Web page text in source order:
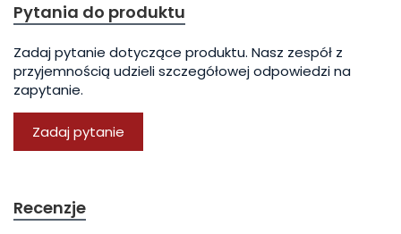
Pytania do produktu
Zadaj pytanie dotyczące produktu. Nasz zespół z
przyjemnością udzieli szczegółowej odpowiedzi na
zapytanie.
Zadaj pytanie
Recenzje